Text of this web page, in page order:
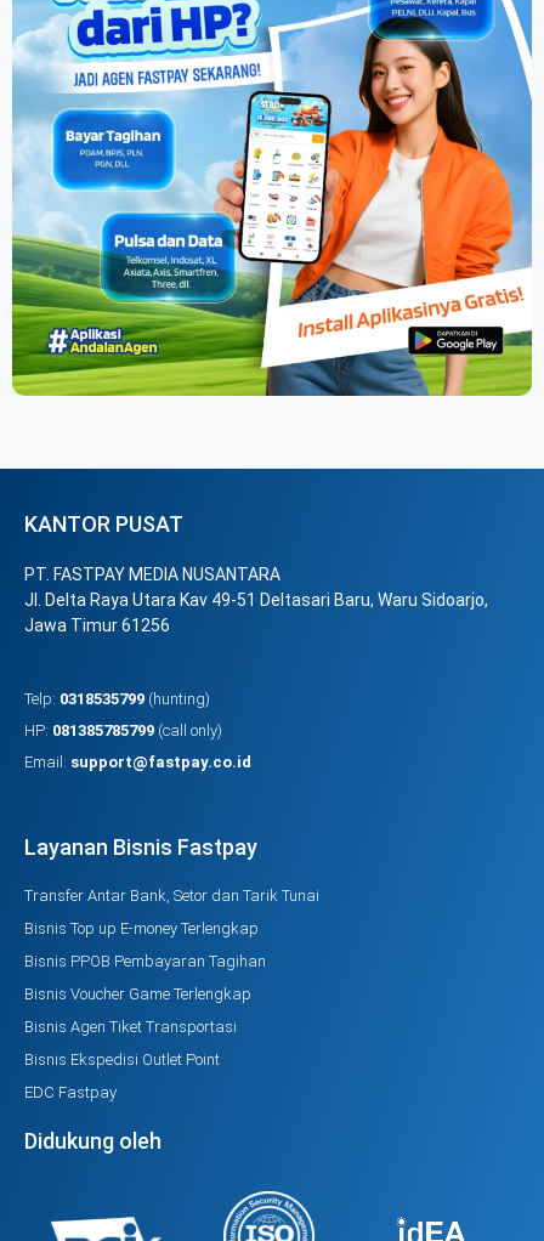
KANTOR PUSAT
PT. FASTPAY MEDIA NUSANTARA
Jl. Delta Raya Utara Kav 49-51 Deltasari Baru, Waru Sidoarjo,
Jawa Timur 61256
Telp: 0318535799 (hunting)
HP: 081385785799 (call only)
Email: support@fastpay.co.id
Layanan Bisnis Fastpay
Transfer Antar Bank, Setor dan Tarik Tunai
Bisnis Top up E-money Terlengkap
Bisnis PPOB Pembayaran Tagihan
Bisnis Voucher Game Terlengkap
Bisnis Agen Tiket Transportasi
Bisnis Ekspedisi Outlet Point
EDC Fastpay
Didukung oleh